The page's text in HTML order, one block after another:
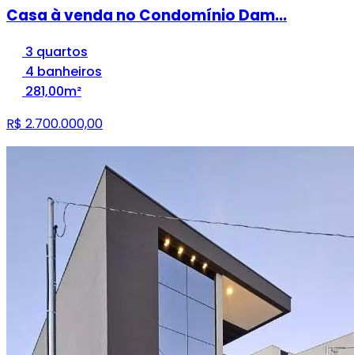
Casa à venda no Condomínio Dam...
3 quartos
4 banheiros
281,00m²
R$ 2.700.000,00